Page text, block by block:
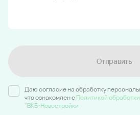
Отправить
Даю согласие на обработку
что ознакомлен c Политикой
"ВКБ-Новостройки